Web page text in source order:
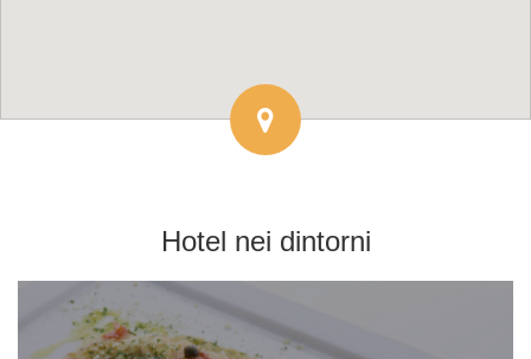
Hotel nei dintorni